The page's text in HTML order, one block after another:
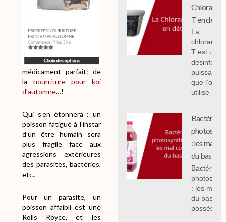
médicament parfait: de
la nourriture pour koi
d’automne…!
Qui s’en étonnera : un
poisson fatigué à l’instar
d’un être humain sera
plus fragile face aux
agressions extérieures
des parasites, bactéries,
etc..
Pour un parasite, un
poisson affaibli est une
Rolls Royce, et les
T en détail
La
chloramine
T est un
puissant
que l’on
utilise
Bactéries
: les mal
du bassin.
Bactéries
: les mal
du bassin,
possèdent